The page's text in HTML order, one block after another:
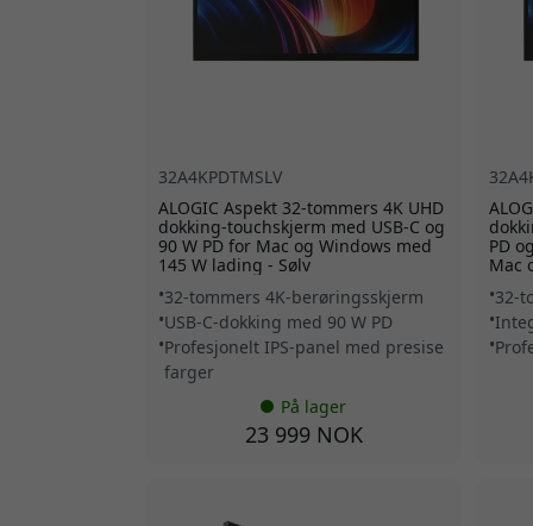
32A4KPDTMSLV
ALOGIC Aspekt 32-tommers 4K UHD
dokking-touchskjerm med USB-C og
90 W PD for Mac og Windows med
145 W lading - Sølv
32-tommers 4K-berøringsskjerm
USB-C-dokking med 90 W PD
Profesjonelt IPS-panel med presise
farger
På lager
23 999 NOK
PD
Mac
32-